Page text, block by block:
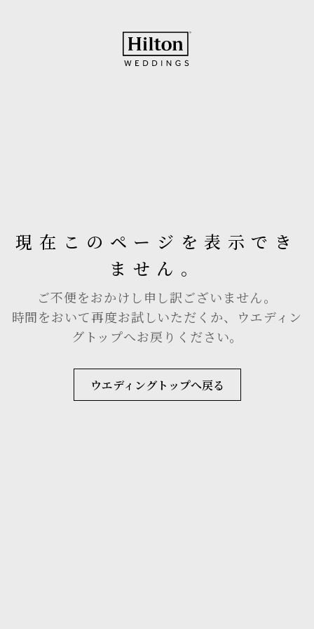
現在このページを表示でき
ません。
ご不便をおかけし申し訳ございません。
時間をおいて再度お試しいただくか、ウエディン
グトップへお戻りください。
ウエディングトップへ戻る